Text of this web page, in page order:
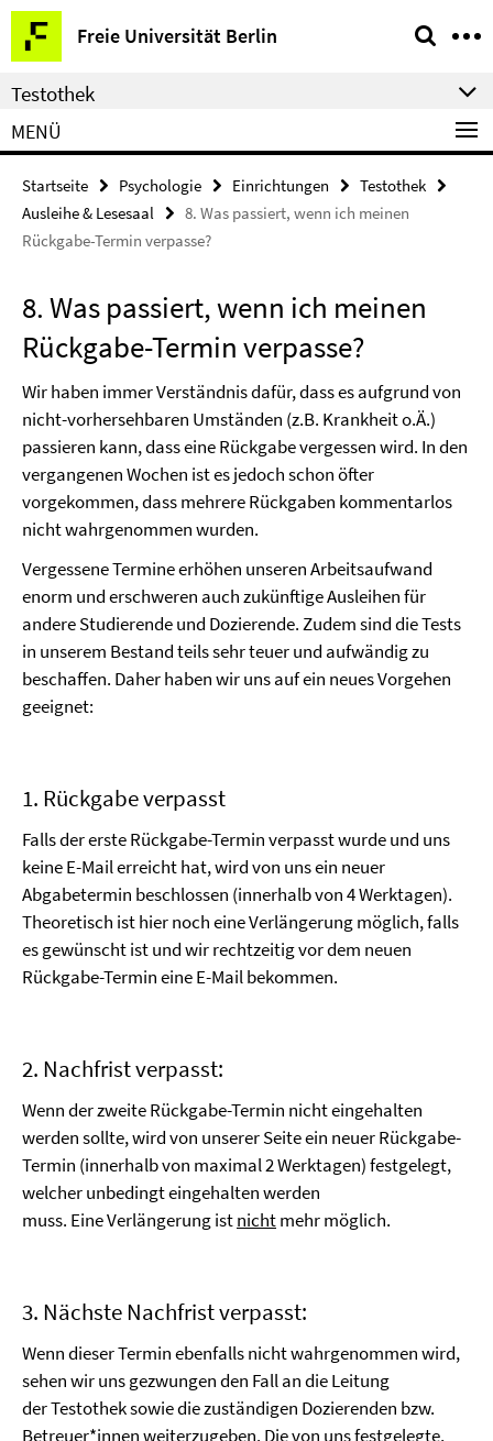
Springe
direkt
zu
Inhalt
Freie Universität Berlin
Service-
Navigation
Testothek
MENÜ
Startseite Psychologie Einrichtungen
Testothek
Ausleihe & Lesesaal
8. Was passiert, wenn ich meinen
Rückgabe-Termin verpasse?
8. Was passiert, wenn ich meinen
Rückgabe-Termin verpasse?
Wir haben immer Verständnis dafür, dass es aufgrund von
nicht-vorhersehbaren Umständen (z.B. Krankheit o.Ä.)
passieren kann, dass eine Rückgabe vergessen wird. In den
vergangenen Wochen ist es jedoch schon öfter
vorgekommen, dass mehrere Rückgaben kommentarlos
nicht wahrgenommen wurden.
Vergessene Termine erhöhen unseren Arbeitsaufwand
enorm und erschweren auch zukünftige Ausleihen für
andere Studierende und Dozierende. Zudem sind die Tests
in unserem Bestand teils sehr teuer und aufwändig zu
beschaffen. Daher haben wir uns auf ein neues Vorgehen
geeignet:
1. Rückgabe verpasst
Falls der erste Rückgabe-Termin verpasst wurde und uns
keine E-Mail erreicht hat, wird von uns ein neuer
Abgabetermin beschlossen (innerhalb von 4 Werktagen).
Theoretisch ist hier noch eine Verlängerung möglich, falls
es gewünscht ist und wir rechtzeitig vor dem neuen
Rückgabe-Termin eine E-Mail bekommen.
2. Nachfrist verpasst:
Wenn der zweite Rückgabe-Termin nicht eingehalten
werden sollte, wird von unserer Seite ein neuer Rückgabe-
Termin (innerhalb von maximal 2 Werktagen) festgelegt,
welcher unbedingt eingehalten werden
muss. Eine Verlängerung istnichtmehr möglich.
3. Nächste Nachfrist verpasst:
Wenn dieser Termin ebenfalls nicht wahrgenommen wird,
sehen wir uns gezwungen den Fall an die Leitung
der Testothek sowie die zuständigen Dozierenden bzw.
Betreuer*innen weiterzugeben. Die von uns festgelegte,